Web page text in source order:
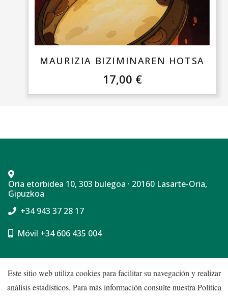
MAURIZIA BIZIMINAREN HOTSA
17,00 €
Oria etorbidea 10, 303 bulegoa · 20160 Lasarte-Oria,
Gipuzkoa
+34 943 37 28 17
Móvil +34 606 435 004
Política de Cookies
Política de Privacidad
Este sitio web utiliza cookies para facilitar su navegación y realizar
análisis estadísticos. Para más información consulte nuestraPolítica